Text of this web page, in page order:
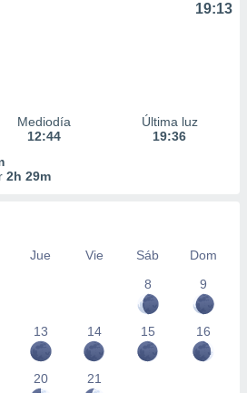
19:13
Mediodía
12:44
Última luz
19:36
2h 29m
Jue Vie Sáb
Dom
8
9
13 14 15 16
20 21